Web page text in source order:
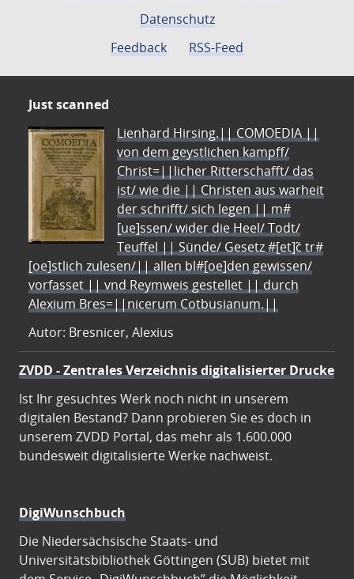
Datenschutz
Feedback
RSS-Feed
Just scanned
Lienhard Hirsing.|| COMOEDIA ||
von dem geystlichen kampff/
Christ=||licher Ritterschafft/ das
ist/ wie die || Christen aus warheit
der schrifft/ sich legen || m#
[ue]ssen/ wider die Heel/ Todt/
Teuffel || Sünde/ Gesetz #[et]c̃ tr#
[oe]stlich zulesen/|| allen bl#[oe]den gewissen/
vorfasset || vnd Reymweis gestellet || durch
Alexium Bres=||nicerum Cotbusianum.||
Autor: Bresnicer, Alexius
ZVDD - Zentrales Verzeichnis digitalisierter Drucke
Ist Ihr gesuchtes Werk noch nicht in unserem
digitalen Bestand? Dann probieren Sie es doch in
unserem ZVDD Portal, das mehr als 1.600.000
bundesweit digitalisierte Werke nachweist.
DigiWunschbuch
Die Niedersächsische Staats- und
Universitätsbibliothek Göttingen (SUB) bietet mit